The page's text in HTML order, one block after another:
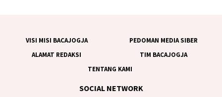
VISI MISI BACAJOGJA
PEDOMAN MEDIA SIBER
ALAMAT REDAKSI
TIM BACAJOGJA
TENTANG KAMI
SOCIAL NETWORK